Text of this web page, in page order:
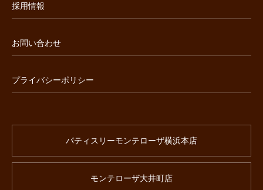
採用情報
お問い合わせ
プライバシーポリシー
パティスリーモンテローザ横浜本店
モンテローザ大井町店